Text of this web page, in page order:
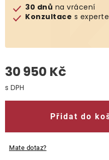
Naše katalogy
30 dnů na vrácení
Konzultace s
30 950 Kč
Přidat do
Mate dotaz?